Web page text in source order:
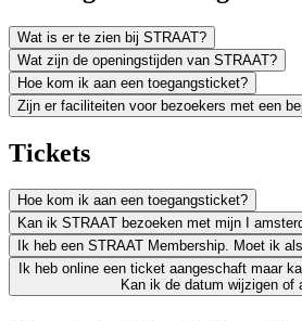
Wat is er te zien bij STRAAT?
Wat zijn de openingstijden van STRAAT?
Hoe kom ik aan een toegangsticket?
Zijn er faciliteiten voor bezoekers met een
Tickets
Hoe kom ik aan een toegangsticket?
Kan ik STRAAT bezoeken met mijn I
Ik heb een STRAAT Membership. Moet ik
Ik heb online een ticket aangeschaft maar
Kan ik de datum wijzigen of